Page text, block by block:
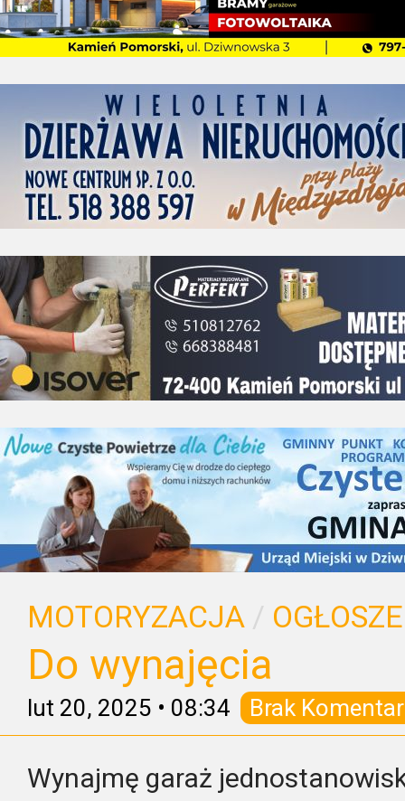
MOTORYZACJA /
Do wynajęcia
lut 20, 2025 • 08:34 Brak
Wynajmę garaż